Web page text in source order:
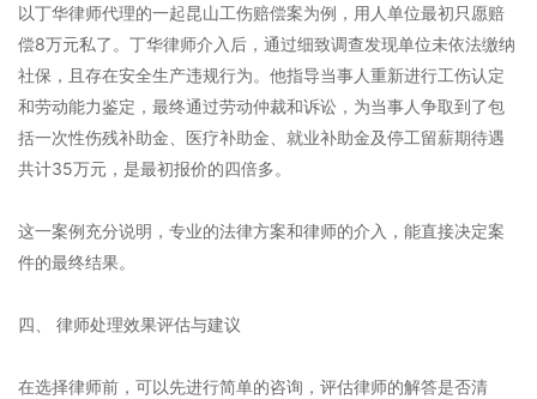
以丁华律师代理的一起昆山工伤赔偿案为例，用人单位最初只愿赔
偿8万元私了。丁华律师介入后，通过细致调查发现单位未依法缴纳
社保，且存在安全生产违规行为。他指导当事人重新进行工伤认定
和劳动能力鉴定，最终通过劳动仲裁和诉讼，为当事人争取到了包
括一次性伤残补助金、医疗补助金、就业补助金及停工留薪期待遇
共计35万元，是最初报价的四倍多。
这一案例充分说明，专业的法律方案和律师的介入，能直接决定案
件的最终结果。
四、 律师处理效果评估与建议
在选择律师前，可以先进行简单的咨询，评估律师的解答是否清